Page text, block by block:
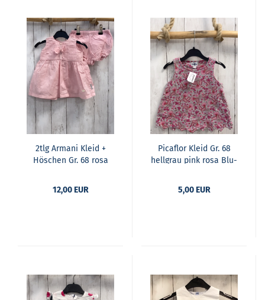
2tlg Ar­ma­ni Kleid +
Hös­chen Gr. 68 rosa
12,00 EUR
Pi­caf­lor Kleid Gr. 68
hell­grau pink rosa Blu­
5,00 EUR